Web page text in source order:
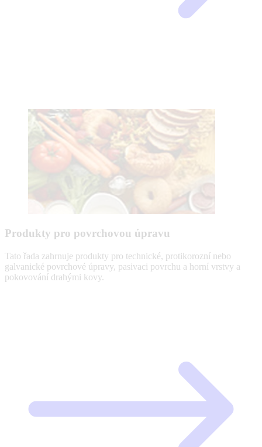
Produkty pro povrchovou úpravu
Tato řada zahrnuje produkty pro technické, protikorozní nebo
galvanické povrchové úpravy, pasivaci povrchu a horní vrstvy a
pokovování drahými kovy.